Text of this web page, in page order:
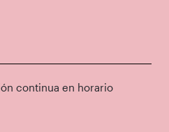
continua en horario